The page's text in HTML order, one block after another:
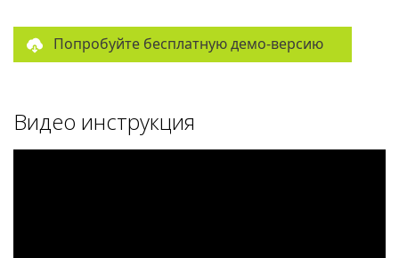
Попробуйте бесплатную демо-версию
Видео инструкция